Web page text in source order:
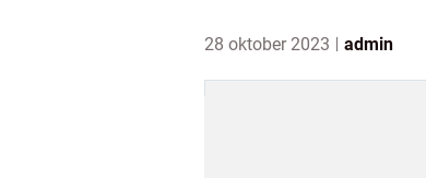
28 oktober 2023 admin